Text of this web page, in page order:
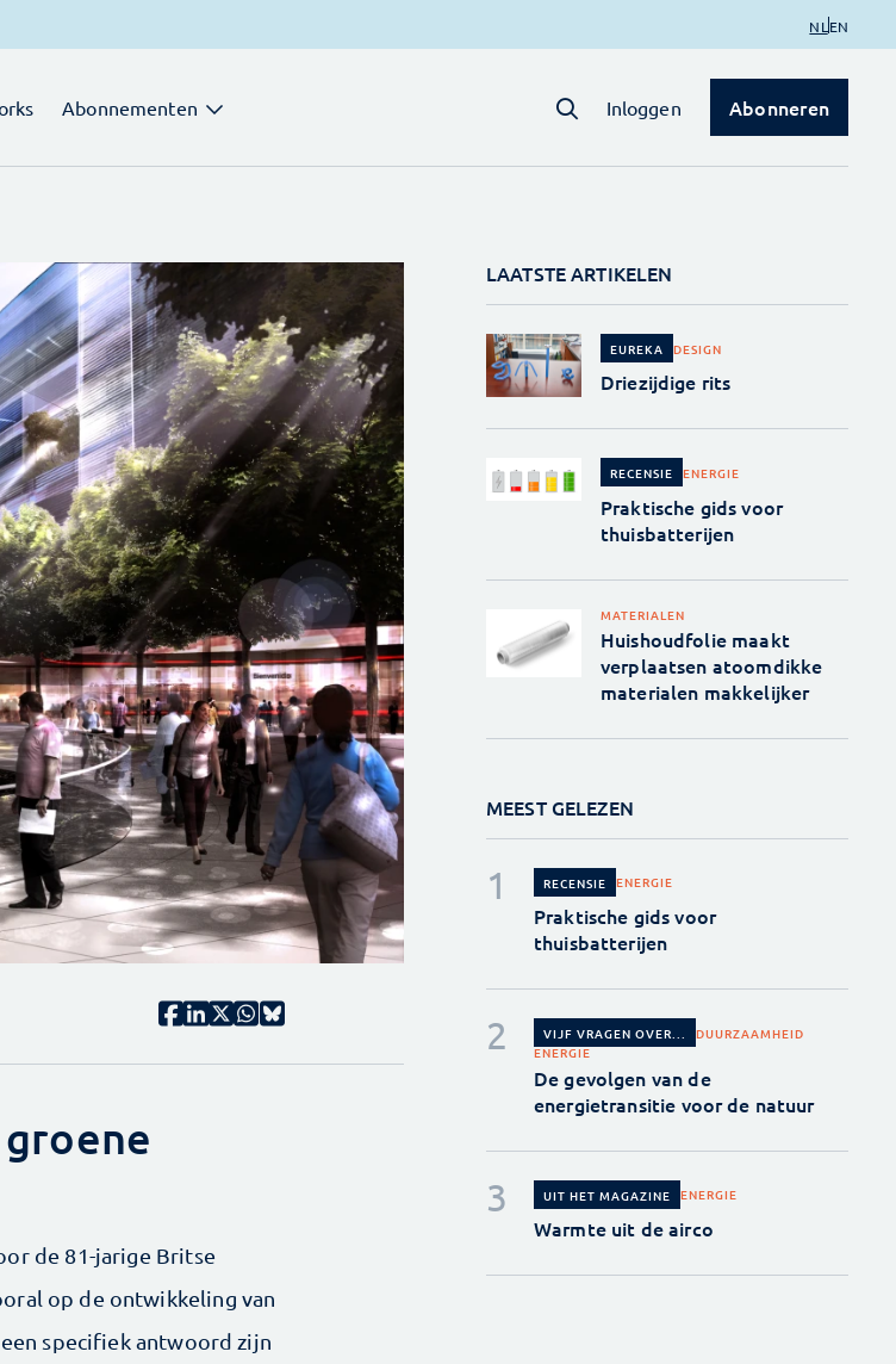
NL EN
Abonnementen Inloggen Abonneren
de 81-jarige Britse
op de ontwikkeling van
specifiek antwoord zijn
LAATSTE ARTIKELEN
EUREKA DESIGN
Driezijdige rits
RECENSIE ENERGIE
Praktische gids voor
thuisbatterijen
MATERIALEN
Huishoudfolie maakt
verplaatsen atoomdikke
materialen makkelijker
MEEST GELEZEN
RECENSIE ENERGIE
Praktische gids voor
thuisbatterijen
VIJF VRAGEN OVER...
DUURZAAMHEID
ENERGIE
De gevolgen van de
energietransitie voor de natuur
UIT HET MAGAZINE ENERGIE
Warmte uit de airco